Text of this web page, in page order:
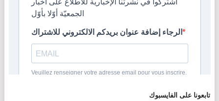
تابعونا على الفايسبوك